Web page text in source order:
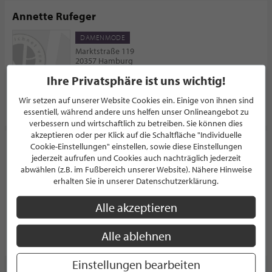
Annette Rufeger
DAMENMODE
Marktstraße 119
20357 Hamburg
PROFIL
Engel Design Knitwear
KINDERMODE
Zum Ommelstal 12
Ihre Privatsphäre ist uns wichtig!
Wir setzen auf unserer Website Cookies ein. Einige von ihnen sind
essentiell, während andere uns helfen unser Onlineangebot zu
verbessern und wirtschaftlich zu betreiben. Sie können dies
akzeptieren oder per Klick auf die Schaltfläche "Individuelle
Cookie-Einstellungen" einstellen, sowie diese Einstellungen
jederzeit aufrufen und Cookies auch nachträglich jederzeit
abwählen (z.B. im Fußbereich unserer Website). Nähere Hinweise
erhalten Sie in unserer Datenschutzerklärung.
Alle akzeptieren
Alle ablehnen
Einstellungen bearbeiten